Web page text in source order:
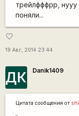
трейлфффрр,
поняли...
favorite_border
19 Авг, 2014 23:44
ДК Danik1409
Цитата сообщения от